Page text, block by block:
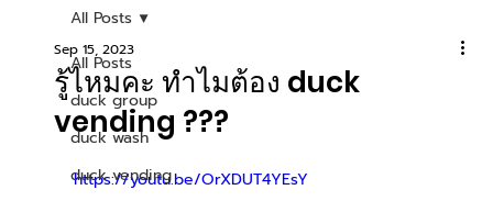
All Posts
duck group
duck wash
duck vending
All Posts
รู้ไหมคะ ทำไมต้อง duck
vending ???
Sep 15, 2023
https://youtu.be/OrXDUT4YEsY